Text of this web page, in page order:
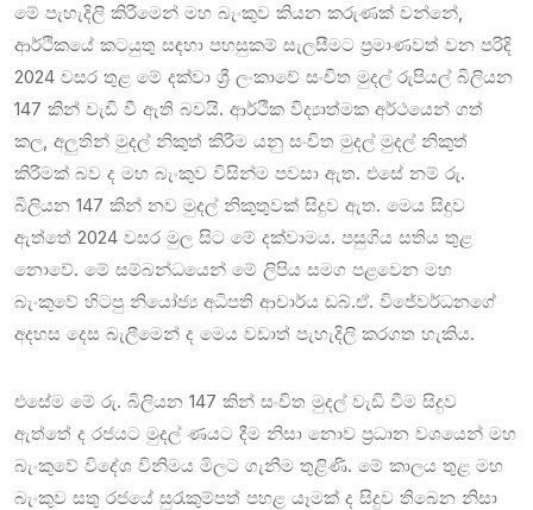
මේ පැහැදිලි කිරීමෙන් මහ බැංකුව කියන කරුණක් වන්නේ,
ආර්ථිකයේ කටයුතු සඳහා පහසුකම් සැලසීමට ප්‍රමාණවත් වන පරිදි
2024 වසර තුළ මේ දක්වා ශ්‍රී ලංකාවේ සංචිත මුදල් රුපියල් බිලියන
147 කින් වැඩි වී ඇති බවයි. ආර්ථික විද්‍යාත්මක අර්ථයෙන් ගත්
කල, අලුතින් මුදල් නිකුත් කිරීම යනු සංචිත මුදල් මුදල් නිකුත්
කිරීමක් බව ද මහ බැංකුව විසින්ම පවසා ඇත. එසේ නම් රු.
බිලියන 147 කින් නව මුදල් නිකුතුවක් සිදුව ඇත. මෙය සිදුව
ඇත්තේ 2024 වසර මුල සිට මේ දක්වාමය. පසුගිය සතිය තුළ
නොවේ. මේ සම්බන්ධයෙන් මේ ලිපිය සමග පළවෙන මහ
බැංකුවේ හිටපු නියෝජ්‍ය අධිපති ආචාර්ය ඩබ්.ඒ. විජේවර්ධනගේ
අදහස දෙස බැලීමෙන් ද මෙය වඩාත් පැහැදිලි කරගත හැකිය.
එසේම මේ රු. බිලියන 147 කින් සංචිත මුදල් වැඩි වීම සිදුව
ඇත්තේ ද රජයට මුදල් ණයට දීම නිසා නොව ප්‍රධාන වශයෙන් මහ
බැංකුවේ විදේශ විනිමය මිලට ගැනීම තුළිණි. මේ කාලය තුළ මහ
බැංකුව සතු රජයේ සුරැකුම්පත් පහළ යෑමක් ද සිදුව තිබෙන නිසා